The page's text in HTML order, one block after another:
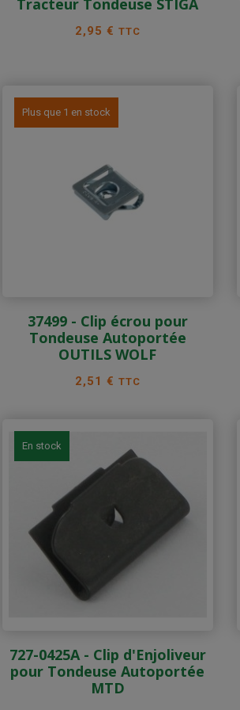
Tracteur Tondeuse STIGA
Prix
2,95 € TTC
Plus que 1 en stock
37499 - Clip écrou pour
Tondeuse Autoportée
OUTILS WOLF
Prix
2,51 € TTC
En stock
727-0425A - Clip d'Enjoliveur
pour Tondeuse Autoportée
MTD